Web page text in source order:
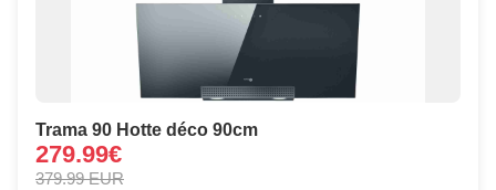
Trama 90 Hotte déco 90cm
279.99€
379.99 EUR